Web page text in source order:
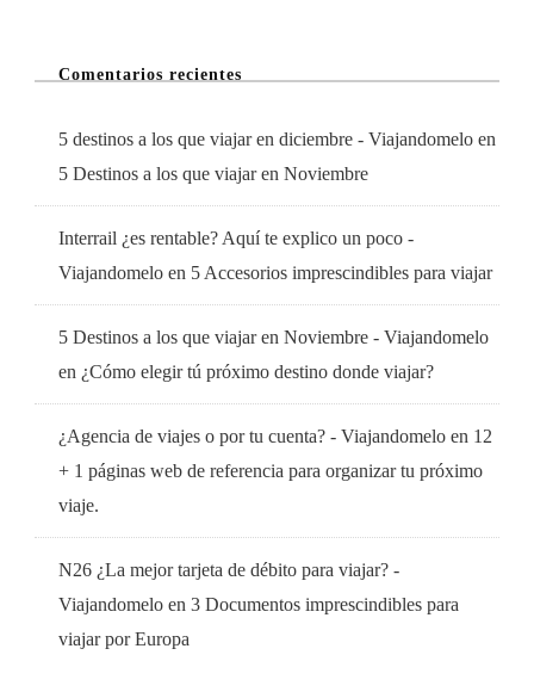
Comentarios recientes
5 destinos a los que viajar en diciembre - Viajandomelo en
5 Destinos a los que viajar en Noviembre
Interrail ¿es rentable? Aquí te explico un poco -
Viajandomelo en 5 Accesorios imprescindibles para viajar
5 Destinos a los que viajar en Noviembre - Viajandomelo
en ¿Cómo elegir tú próximo destino donde viajar?
¿Agencia de viajes o por tu cuenta? - Viajandomelo en 12
+ 1 páginas web de referencia para organizar tu próximo
viaje.
N26 ¿La mejor tarjeta de débito para viajar? -
Viajandomelo en 3 Documentos imprescindibles para
viajar por Europa